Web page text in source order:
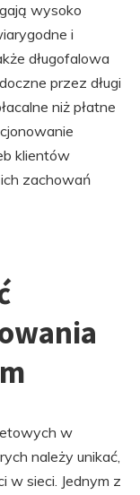
wysoko
i
długofalowa
przez długi
niż płatne
klientów
zachowań
w
należy unikać,
w sieci. Jednym z